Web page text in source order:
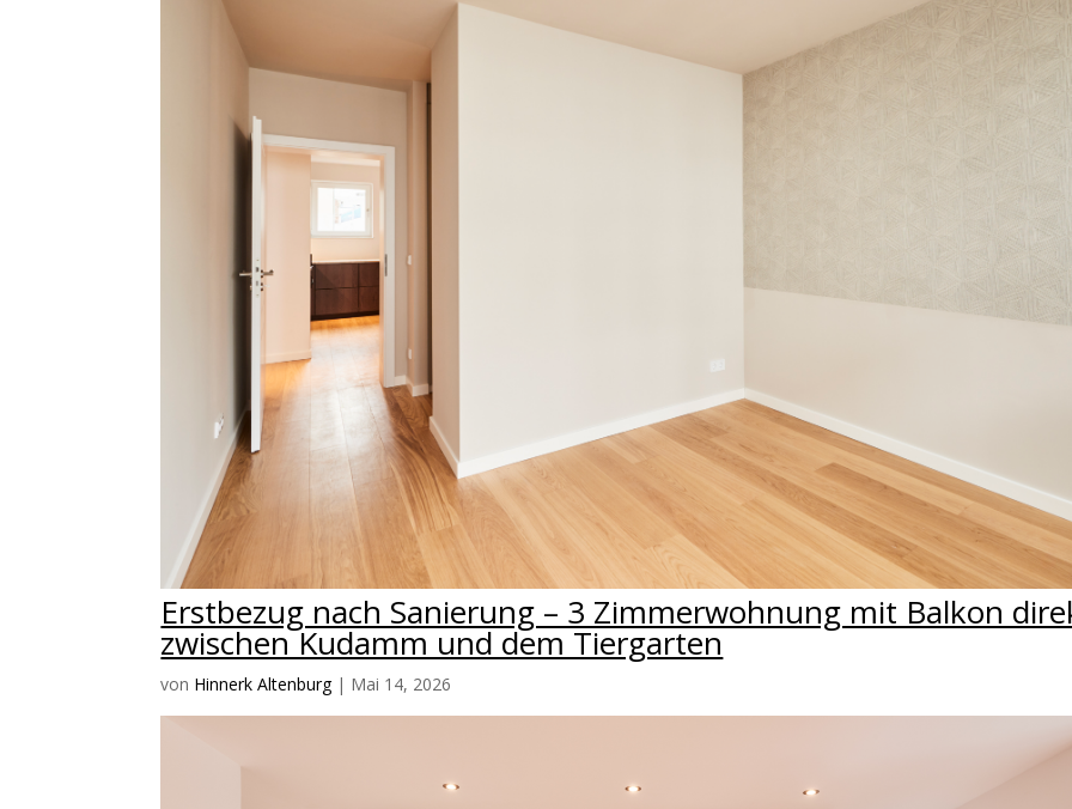
Erstbezug nach Sanierung – 3 Zimmerwohnung mit Balkon
zwischen Kudamm und dem Tiergarten
von Hinnerk Altenburg| Mai 14, 2026